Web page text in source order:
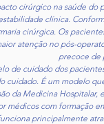
cirúrgico na saúde
clínica.
cirúrgica. Os
atenção no pós-
precoce de
de cuidado dos
cuidado. É um modelo
da Medicina Hospitalar,
médicos com formação
principalmente